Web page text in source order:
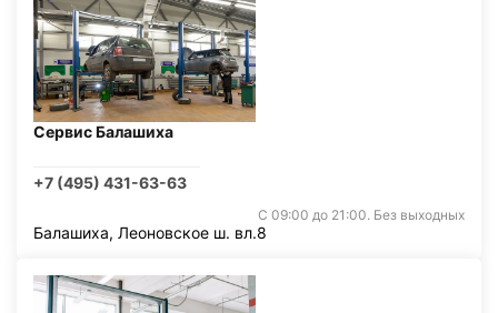
Сервис Балашиха
+7 (495) 431-63-63
С 09:00 до 21:00. Без выходных
Балашиха, Леоновское ш. вл.8